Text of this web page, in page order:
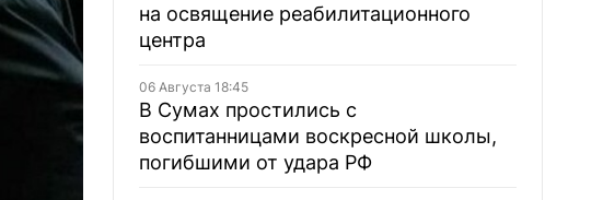
на освящение реабилитационного
центра
06 Августа 18:45
В Сумах простились с
воспитанницами воскресной школы,
погибшими от удара РФ